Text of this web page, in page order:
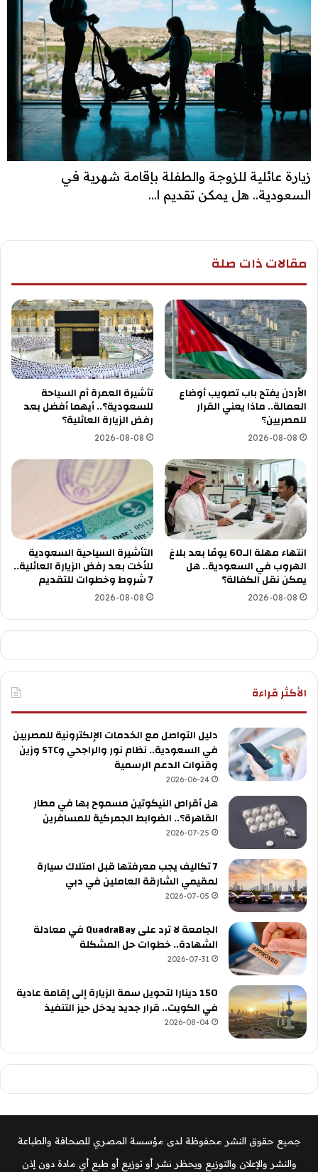
زيارة عائلية للزوجة والطفلة بإقامة شهرية في
السعودية.. هل يمكن تقديم ا...
مقالات ذات صلة
الأردن يفتح باب تصويب أوضاع
العمالة.. ماذا يعني القرار
للمصريين؟
2026-08-08
تأشيرة العمرة أم السياحة
للسعودية؟.. أيهما أفضل بعد
رفض الزيارة العائلية؟
2026-08-08
انتهاء مهلة الـ60 يومًا بعد بلاغ
الهروب في السعودية.. هل
يمكن نقل الكفالة؟
2026-08-08
التأشيرة السياحية السعودية
للأخت بعد رفض الزيارة العائلية..
7 شروط وخطوات للتقديم
2026-08-08
الأكثر قراءة
دليل التواصل مع الخدمات الإلكترونية للمصريين
في السعودية.. نظام نور والراجحي وSTC وزين
وقنوات الدعم الرسمية
2026-06-24
هل أقراص النيكوتين مسموح بها في مطار
القاهرة؟.. الضوابط الجمركية للمسافرين
2026-07-25
7 تكاليف يجب معرفتها قبل امتلاك سيارة
لمقيمي الشارقة العاملين في دبي
2026-07-05
الجامعة لا ترد على QuadraBay في معادلة
الشهادة.. خطوات حل المشكلة
2026-07-31
150 دينارا لتحويل سمة الزيارة إلى إقامة عادية
في الكويت.. قرار جديد يدخل حيز التنفيذ
2026-08-04
جميع حقوق النشر محفوظة لدى مؤسسة المصري للصحافة والطباعة
والنشر والإعلان والتوزيع ويحظر نشر أو توزيع أو طبع أي مادة دون إذن